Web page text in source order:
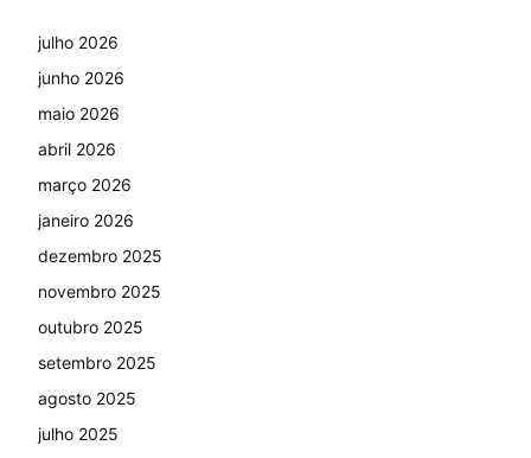
julho 2026
junho 2026
maio 2026
abril 2026
março 2026
janeiro 2026
dezembro 2025
novembro 2025
outubro 2025
setembro 2025
agosto 2025
julho 2025